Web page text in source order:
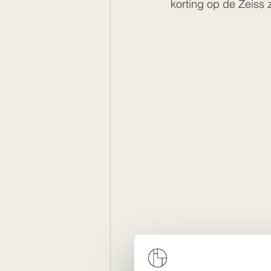
korting op de Zeiss